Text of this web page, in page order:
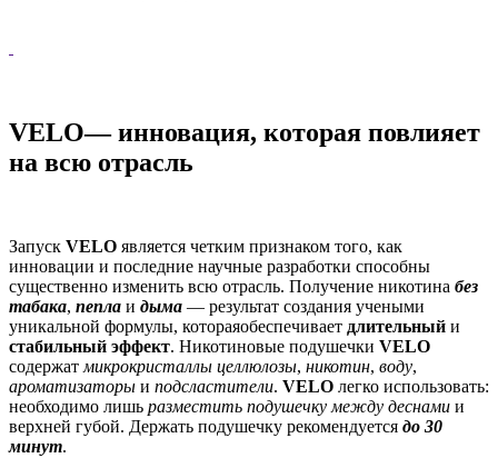
VELO— инновация, которая повлияет
на всю отрасль
Запуск VELO является четким признаком того, как
инновации и последние научные разработки способны
существенно изменить всю отрасль. Получение никотина без
табака, пепла и дыма — результат создания учеными
уникальной формулы, котораяобеспечивает длительный и
стабильный эффект. Никотиновые подушечки VELO
содержатмикрокристаллы целлюлозы, никотин, воду,
ароматизаторы и подсластители. VELO легко использовать:
необходимо лишь разместить подушечку между деснами и
верхней губой. Держать подушечку рекомендуется до 30
минут.